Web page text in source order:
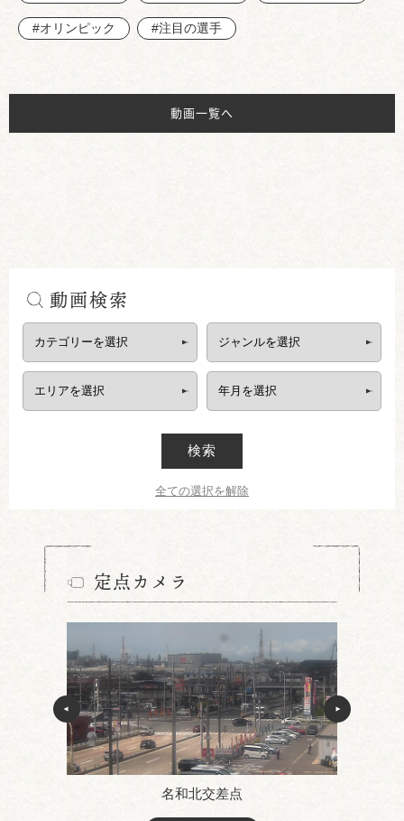
#オリンピック #注目の選手
動画一覧へ
動画検索
検索
全ての選択を解除
定点カメラ
名和北交差点